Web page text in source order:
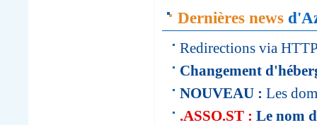
Dernières news
Redirections via
Changement
NOUVEAU : Les
.ASSO.ST : Le nom